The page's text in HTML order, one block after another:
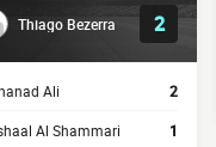
Thiago Bezerra 2
Ali 2
Al Shammari 1